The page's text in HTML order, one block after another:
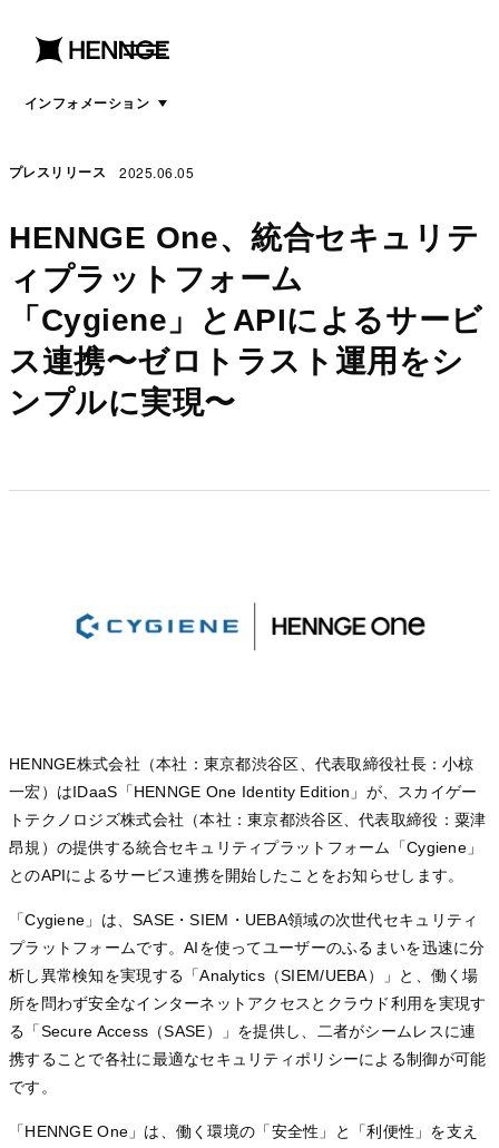
menu
open
インフォメーションmenu
プレスリリース 2025.06.05
HENNGE One、統合セキュリテ
ィプラットフォーム
「Cygiene」とAPIによるサービ
ス連携〜ゼロトラスト運用をシ
ンプルに実現〜
HENNGE株式会社（本社：東京都渋谷区、代表取締役社長：小椋
一宏）はIDaaS「HENNGE One Identity Edition」が、スカイゲー
トテクノロジズ株式会社（本社：東京都渋谷区、代表取締役：粟津
昂規）の提供する統合セキュリティプラットフォーム「Cygiene」
とのAPIによるサービス連携を開始したことをお知らせします。
「Cygiene」は、SASE・SIEM・UEBA領域の次世代セキュリティ
プラットフォームです。AIを使ってユーザーのふるまいを迅速に分
析し異常検知を実現する「Analytics（SIEM/UEBA）」と、働く場
所を問わず安全なインターネットアクセスとクラウド利用を実現す
る「Secure Access（SASE）」を提供し、二者がシームレスに連
携することで各社に最適なセキュリティポリシーによる制御が可能
です。
「HENNGE One」は、働く環境の「安全性」と「利便性」を支え